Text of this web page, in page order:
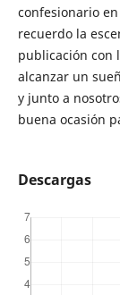
confesionario
recuerdo la
publicación con
alcanzar un
y junto a
buena ocasión
Descargas